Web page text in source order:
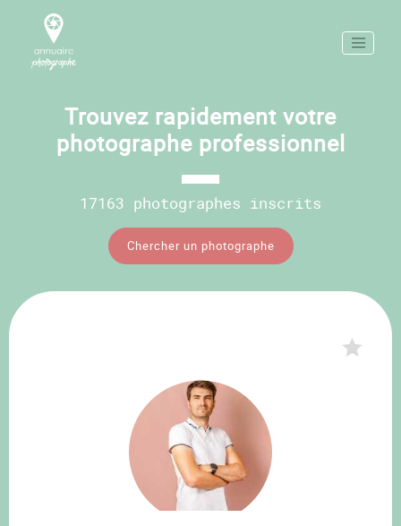
Trouvez rapidement votre
photographe professionnel
17163 photographes inscrits
Chercher un photographe